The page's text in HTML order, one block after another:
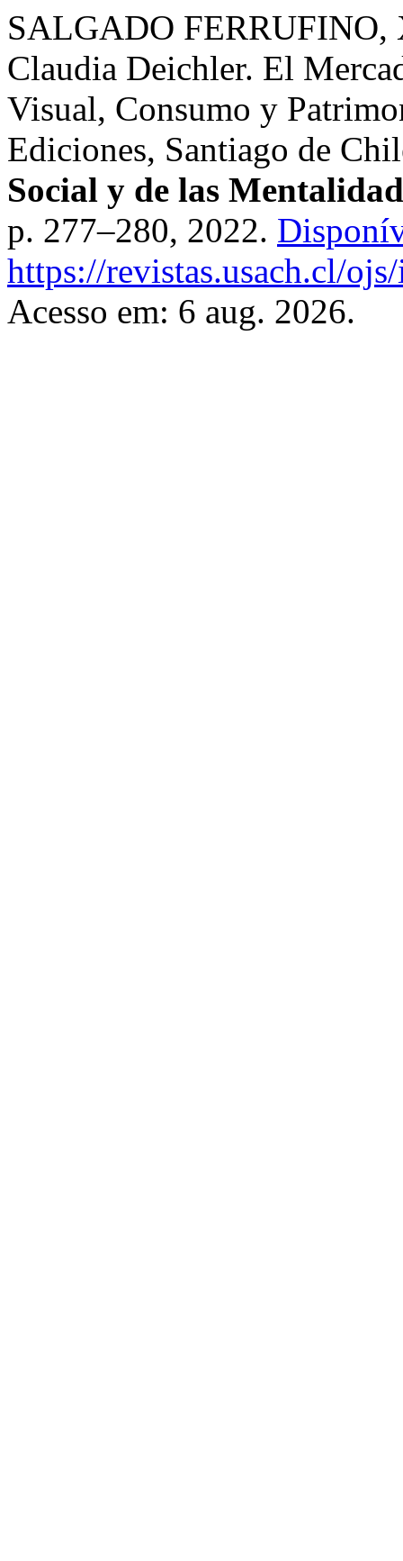
SALGADO FERRUFINO,
Claudia Deichler. El
Visual, Consumo y
Ediciones, Santiago de
Social y de las
p. 277–280, 2022.
https://revistas.usach.cl/
Acesso em: 6 aug. 2026.